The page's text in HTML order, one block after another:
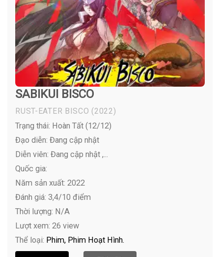
SABIKUI BISCO
RUST-EATER BISCO (2022)
Trạng thái: Hoàn Tất (12/12)
Đạo diễn: Đang cập nhật
Diễn viên: Đang cập nhật ,...
Quốc gia:
Năm sản xuất: 2022
Đánh giá: 3,4/10 điểm
Thời lượng: N/A
Lượt xem: 26 view
Thể loại: Phim Phim Hoạt Hình